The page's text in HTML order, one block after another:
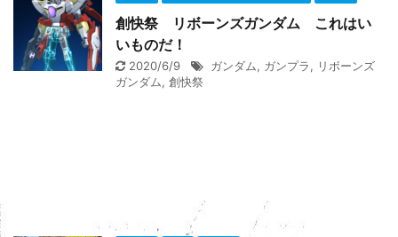
創快祭 リボーンズガンダム これはい
いものだ！
2020/6/9 ガンダム, ガンプラ, リボーンズ
ガンダム, 創快祭